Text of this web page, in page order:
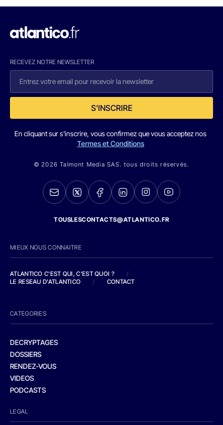
RECEVEZ NOTRE NEWSLETTER
S'INSCRIRE
En cliquant sur s'inscrire, vous confirmez que vous acceptez nos
Termes et Conditions
© 2026 Talmont Media SAS. tous droits réservés.
TOUSLESCONTACTS@ATLANTICO.FR
MIEUX NOUS CONNAITRE
ATLANTICO C'EST QUI, C'EST QUOI ?
/
LE RESEAU D'ATLANTICO
/ CONTACT
CATEGORIES
DECRYPTAGES
DOSSIERS
RENDEZ-VOUS
VIDEOS
PODCASTS
LEGAL